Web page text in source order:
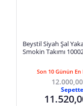
Beystil Siyah Şal
Smokin Takımı
Son 10 Günün En
Sepette